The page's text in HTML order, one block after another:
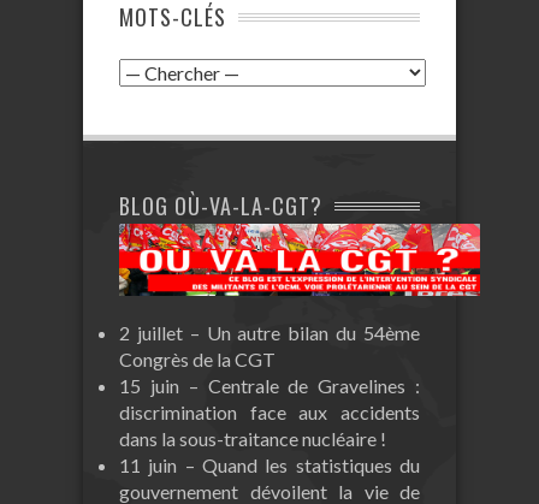
MOTS-CLÉS
BLOG OÙ-VA-LA-CGT?
2 juillet – Un autre bilan du 54ème
Congrès de la CGT
15 juin – Centrale de Gravelines :
discrimination face aux accidents
dans la sous-traitance nucléaire !
11 juin – Quand les statistiques du
gouvernement dévoilent la vie de